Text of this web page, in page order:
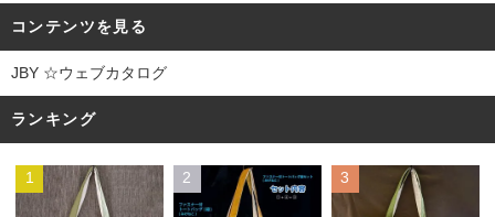
コンテンツを見る
JBY ☆ウェブカタログ
ランキング
1 2 3